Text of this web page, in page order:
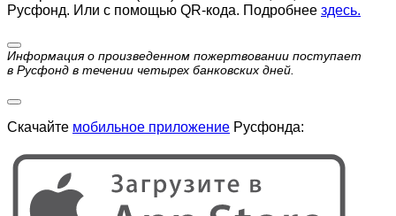
Русфонд. Или с помощью QR-кода. Подробнее здесь.
Информация о произведенном пожертвовании поступает
в Русфонд в течении четырех банковских дней.
Скачайте мобильное приложение Русфонда: